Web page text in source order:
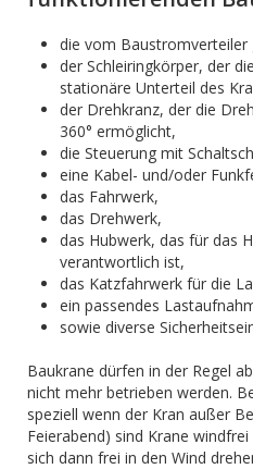
die vom Baustromverteiler
der Schleiringkörper, der
stationäre Unterteil des
der Drehkranz, der die
360° ermöglicht,
die Steuerung mit
eine Kabel- und/oder
das Fahrwerk,
das Drehwerk,
das Hubwerk, das für das
verantwortlich ist,
das Katzfahrwerk für die
ein passendes
sowie diverse
Baukrane dürfen in der Regel
nicht mehr betrieben werden.
speziell wenn der Kran außer
Feierabend) sind Krane
sich dann frei in den Wind